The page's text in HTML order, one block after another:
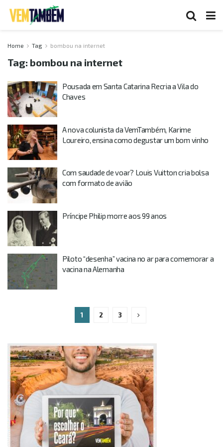
Home Tag bombou na internet
Tag: bombou na internet
Pousada em Santa Catarina Recria a Vila do
Chaves
A nova colunista da VemTambém, Karime
Loureiro, ensina como degustar um bom vinho
Com saudade de voar? Louis Vuitton cria bolsa
com formato de avião
Príncipe Philip morre aos 99 anos
Piloto “desenha” vacina no ar para comemorar a
vacina na Alemanha
1 2 3